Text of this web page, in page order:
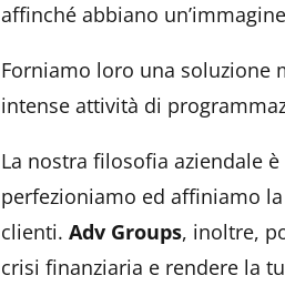
affinché abbiano
Forniamo loro una soluzione
intense attività di
La nostra filosofia aziendale
perfezioniamo ed affiniamo
clienti.Adv Groups, inoltre,
crisi finanziaria e rendere la